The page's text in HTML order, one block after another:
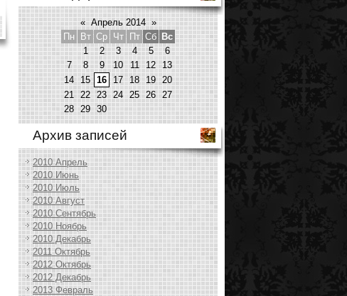
« Апрель 2014 »
Пн
Вт Ср Чт Пт Сб Вс
1
2 3 4 5
6
7
8 9 10 11 12
13
14 15 16 17 18 19 20
21 22 23 24 25 26 27
28 29 30
Архив записей
2010 Апрель
2010 Июнь
2010 Июль
2010 Август
2010 Сентябрь
2010 Ноябрь
2010 Декабрь
2011 Октябрь
2012 Октябрь
2012 Декабрь
2013 Февраль